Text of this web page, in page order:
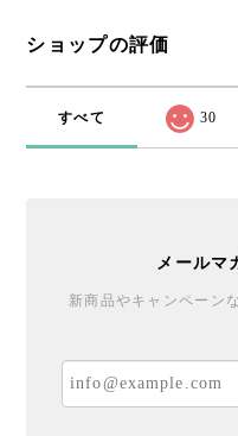
ショップの評価
すべて 30
メールマ
新商品やキャンペーン